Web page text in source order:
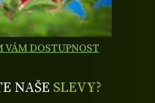
VÁM DOSTUPNOST
NAŠE SLEVY?